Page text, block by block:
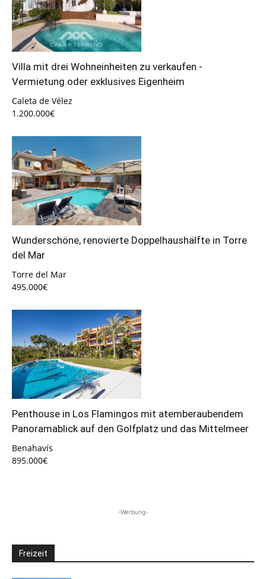
Villa mit drei Wohneinheiten zu verkaufen -
Vermietung oder exklusives Eigenheim
Caleta de Vélez
1.200.000€
Wunderschöne, renovierte Doppelhaushälfte in Torre
del Mar
Torre del Mar
495.000€
Penthouse in Los Flamingos mit atemberaubendem
Panoramablick auf den Golfplatz und das Mittelmeer
Benahavís
895.000€
-Werbung-
Freizeit